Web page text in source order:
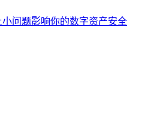
问题影响你的数字资产安全